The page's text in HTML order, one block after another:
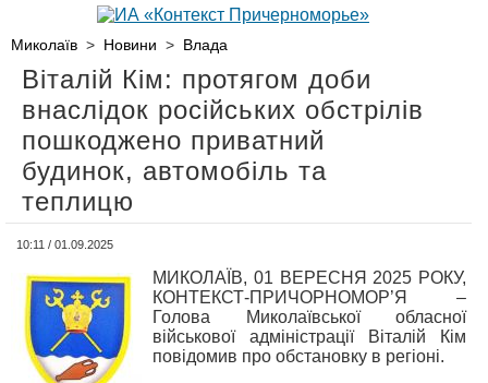
Миколаїв > Новини > Влада
Віталій Кім: протягом доби
внаслідок російських обстрілів
пошкоджено приватний
будинок, автомобіль та
теплицю
10:11 / 01.09.2025
МИКОЛАЇВ, 01 ВЕРЕСНЯ 2025 РОКУ,
КОНТЕКСТ-ПРИЧОРНОМОР’Я –
Голова Миколаївської обласної
військової адміністрації Віталій Кім
повідомив про обстановку в регіоні.